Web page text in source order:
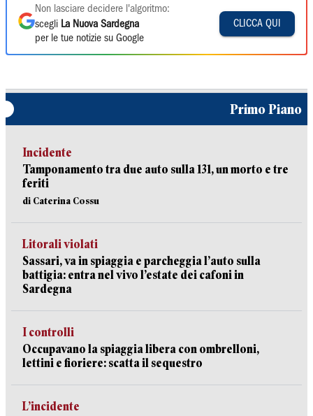
Non lasciare decidere l'algoritmo:
scegli La Nuova Sardegna
per le tue notizie su Google
CLICCA QUI
Primo Piano
Incidente
Tamponamento tra due auto sulla 131, un morto e tre
feriti
di Caterina Cossu
Litorali violati
Sassari, va in spiaggia e parcheggia l’auto sulla
battigia: entra nel vivo l’estate dei cafoni in
Sardegna
I controlli
Occupavano la spiaggia libera con ombrelloni,
lettini e fioriere: scatta il sequestro
L’incidente